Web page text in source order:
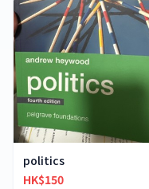
politics
HK$150